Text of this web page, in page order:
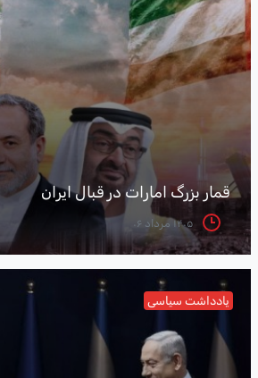
قمار بزرگ امارات در قبال ایران
۱۴۰۵ مرداد ۰۶
یادداشت سیاسی